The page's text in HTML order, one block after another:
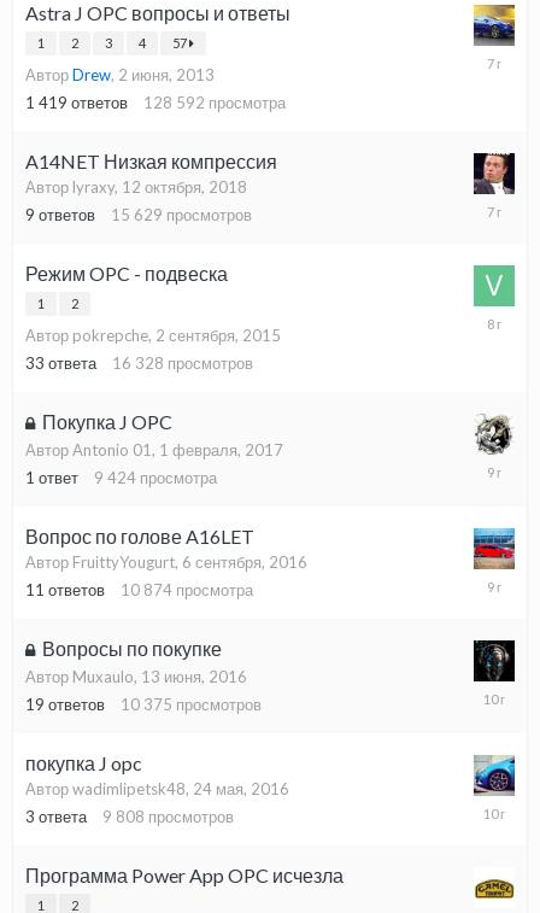
Astra J OPC вопросы и ответы
1 2 3 4 57
АвторDrew, 2 июня, 2013
1 419 ответов 128 592 просмотра
28
A14NET Низкая компрессия
Автор lyraxy, 12 октября, 2018
9 ответов 15 629 просмотров
16
Режим OPC - подвеска
1 2
Автор pokrepche, 2 сентября, 2015
33 ответа 16 328 просмотров
24
Покупка J OPC
Автор Antonio 01, 1 февраля, 2017
1 ответ 9 424 просмотра
Вопрос по голове A16LET
Автор FruittyYougurt, 6 сентября, 2016
11 ответов 10 874 просмотра
Вопросы по покупке
Автор Muxaulo, 13 июня, 2016
19 ответов 10 375 просмотров
15
покупка J opc
Автор wadimlipetsk48, 24 мая, 2016
3 ответа 9 808 просмотров
25
Программа Power App OPC исчезла
1 2